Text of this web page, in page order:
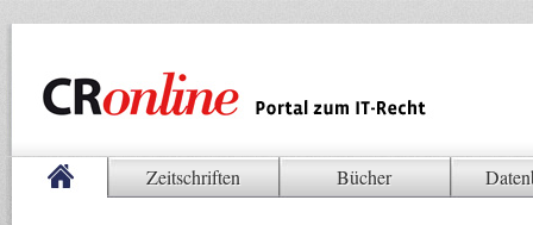
Zeitschriften Bücher